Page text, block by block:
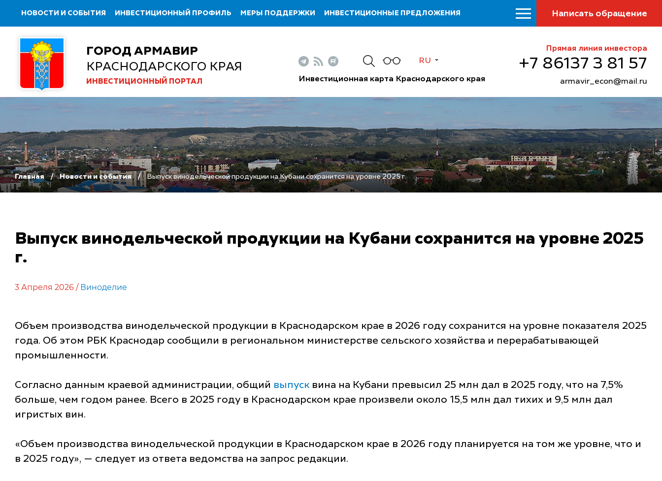
НОВОСТИ И СОБЫТИЯ ИНВЕСТИЦИОННЫЙ ПРОФИЛЬ МЕРЫ ПОДДЕРЖКИ ИНВЕСТИЦИОННЫЕ ПРЕДЛОЖЕНИЯ Написать обращение
ГОРОД АРМАВИР
КРАСНОДАРСКОГО КРАЯ
ИНВЕСТИЦИОННЫЙ ПОРТАЛ
RU
Инвестиционная карта Краснодарского края
Прямая линия инвестора
+7 86137 3 81 57
armavir_econ@mail.ru
Главная Новости и события Выпуск винодельческой продукции на Кубани сохранится на уровне 2025 г.
Выпуск винодельческой продукции на Кубани сохранится на уровне 2025
г.
3 Апреля 2026 / Виноделие
Объем производства винодельческой продукции в Краснодарском крае в 2026 году сохранится на уровне показателя 2025
года. Об этом РБК Краснодар сообщили в региональном министерстве сельского хозяйства и перерабатывающей
промышленности.
Согласно данным краевой администрации, общий выпуск вина на Кубани превысил 25 млн дал в 2025 году, что на 7,5%
больше, чем годом ранее. Всего в 2025 году в Краснодарском крае произвели около 15,5 млн дал тихих и 9,5 млн дал
игристых вин.
«Объем производства винодельческой продукции в Краснодарском крае в 2026 году планируется на том же уровне, что и
в 2025 году», — следует из ответа ведомства на запрос редакции.